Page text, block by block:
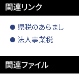
関連リンク
県税のあらまし
法人事業税
関連ファイル